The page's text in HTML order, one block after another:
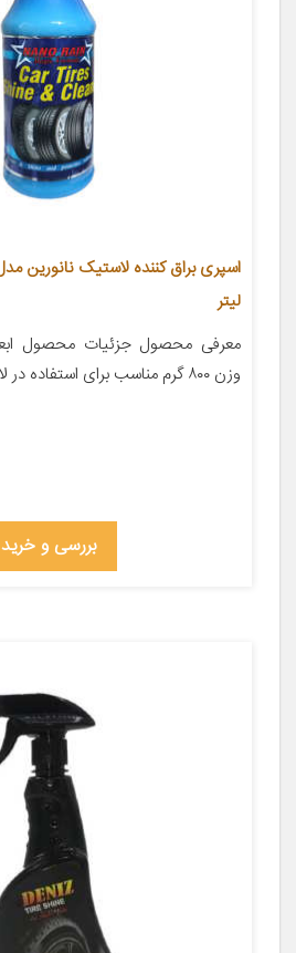
لیتر
وزن ۸۰۰ گرم مناسب برای استفاده در لاستیک
بررسی و خرید